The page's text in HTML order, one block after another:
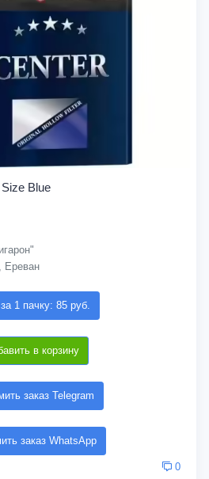
Blue
Ереван
1 пачку: 85 руб.
в корзину
заказ Telegram
заказ WhatsApp
0